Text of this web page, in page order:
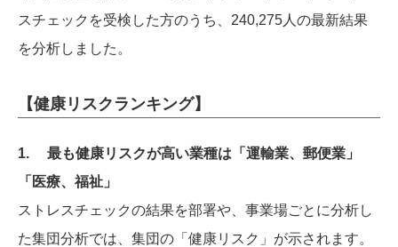
スチェックを受検した方のうち、240,275人の最新結果
を分析しました。
【健康リスクランキング】
1. 最も健康リスクが高い業種は「運輸業、郵便業」
「医療、福祉」
ストレスチェックの結果を部署や、事業場ごとに分析し
た集団分析では、集団の「健康リスク」が示されます。